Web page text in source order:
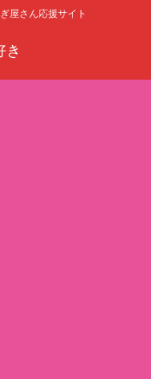
屋さん応援サイト